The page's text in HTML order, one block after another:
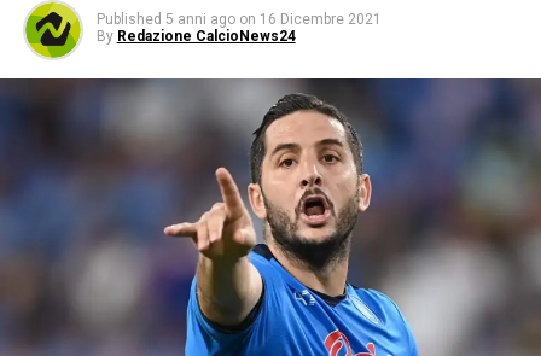
Published 5 anni ago on 16 Dicembre 2021
By Redazione CalcioNews24